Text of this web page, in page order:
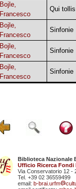
Bojle,
Francesco
Qui tollis
Bojle,
Francesco
Sinfonie
Bojle,
Francesco
Sinfonie
Bojle,
Francesco
Sinfonie
Biblioteca Nazionale
Ufficio Ricerca Fondi
Via Conservatorio 12 -
Tel. +39 02 36559499
email: b-brai.urfm